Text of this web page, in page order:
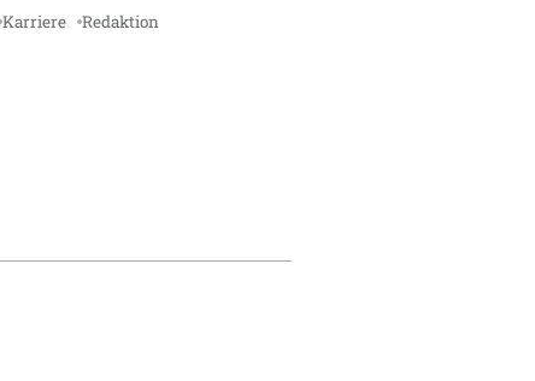
Karriere Redaktion